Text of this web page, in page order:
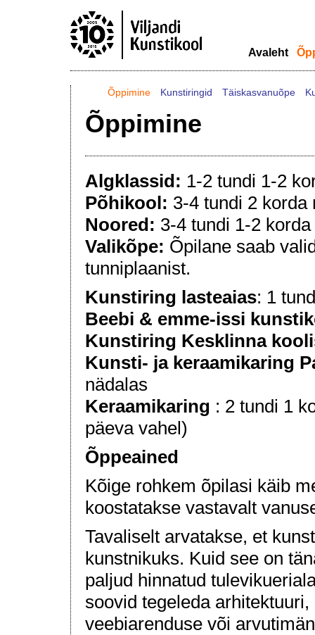
Avaleht
Õppimine Kunstiringid Täiskasvanuõpe
Õppimine
Algklassid: 1-2 tundi 1-2
Põhikool: 3-4 tundi 2 korda
Noored: 3-4 tundi 1-2
Valikõpe: Õpilane saab
tunniplaanist.
Kunstiring lasteaias: 1
Beebi & emme-issi
Kunstiring Kesklinna
Kunsti- ja keraamikaring
nädalas
Keraamikaring : 2 tundi 1
päeva vahel)
Õppeained
Kõige rohkem õpilasi käib
koostatakse vastavalt
Tavaliselt arvatakse, et
kunstnikuks. Kuid see on
paljud hinnatud
soovid tegeleda
veebiarenduse või